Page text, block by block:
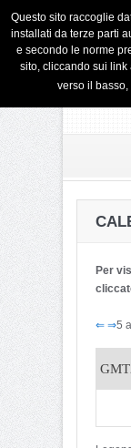
Per
⇐ ⇒5
Questo sito raccoglie
installati da terze parti
e secondo le norme
sito, cliccando sui
verso il